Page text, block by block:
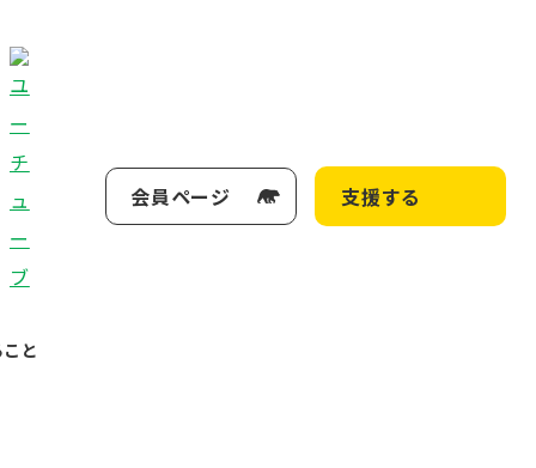
と
会員ページ 支援する